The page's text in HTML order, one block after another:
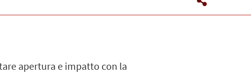
apertura e impatto con la